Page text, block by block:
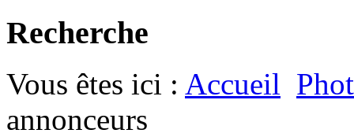
Recherche
Vous êtes ici : Accueil
annonceurs